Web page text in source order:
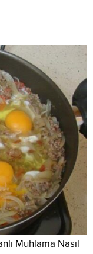
Muhlama Nasıl